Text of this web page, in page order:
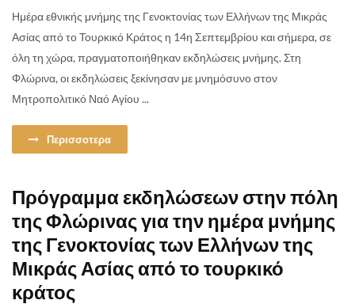
Ημέρα εθνικής μνήμης της Γενοκτονίας των Ελλήνων της Μικράς
Ασίας από το Τουρκικό Κράτος η 14η Σεπτεμβρίου και σήμερα, σε
όλη τη χώρα, πραγματοποιήθηκαν εκδηλώσεις μνήμης. Στη
Φλώρινα, οι εκδηλώσεις ξεκίνησαν με μνημόσυνο στον
Μητροπολιτικό Ναό Αγίου ...
Περισσοτερα
Πρόγραμμα εκδηλώσεων στην πόλη
της Φλώρινας για την ημέρα μνήμης
της Γενοκτονίας των Ελλήνων της
Μικράς Ασίας από το τουρκικό
κράτος